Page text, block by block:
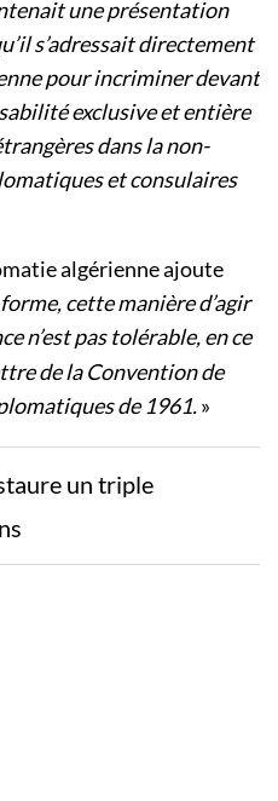
une présentation
s’adressait directement
pour incriminer devant
exclusive et entière
dans la non-
et consulaires
algérienne ajoute
cette manière d’agir
n’est pas tolérable, en ce
de la Convention de
de 1961.»
un triple